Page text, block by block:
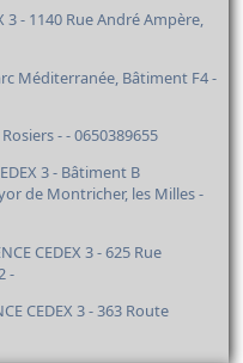
3 - 1140 Rue André Ampère,
Méditerranée, Bâtiment F4 -
- - 0650389655
3 - Bâtiment B
de Montricher, les Milles -
CEDEX 3 - 625 Rue
-
CEDEX 3 - 363 Route